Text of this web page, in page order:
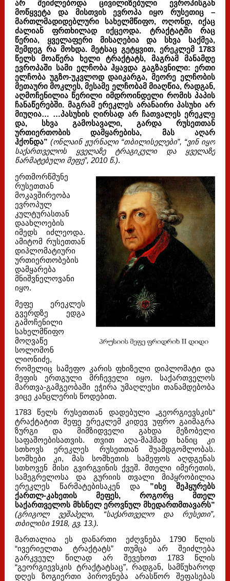
არ შეიძლებოდა ცივილიზებული ევროპისგან
მოწყვეტა და მისთვის ევროპა იყო რუსეთიც –
მართლმადიდებლური სახელმწიფო, ოღონდ, იქაც
ძალიან ფრთხილად იქცეოდა. ტრაქტატში რაც
წერია, ყველაფერი მისაღებია და სხვა საქმეა,
შემდეგ რა მოხდა. მეტსაც გეტყვით, ერეკლემ 1783
წელს მოაწერა ხელი ტრაქტატს, მაგრამ მანამდე
ევროპაში სამი ელჩობა ჰყავდა გაგზავნილი: ერთი
ელჩობა უგზო-უკვლოდ დაიკარგა, მეორე ელჩობის
მეთაური მოკლეს, მესამე ელჩობამ მიაღწია, რადგან,
აღმოჩენილია წერილი იმდროინდელი რომის პაპის
ჩანაწერებში. მაგრამ ერეკლეს არანაირი პასუხი არ
მიუღია… …პასუხის ღირსად არ ჩათვალეს ერეკლე
და, სხვა გამოსავალი, გარდა რუსეთთან
ურთიერთობის დამყარებისა, მას აღარ
ჰქონდა” (ონლაინ ჟურნალი “თბილისელები”, “ვინ იყო
საქართველოს ყველაზე ტრაგიკული და ყველაზე
წარმატებული მეფე”, 2010 წ.).
ერთმორწმუნე
რუსეთთან
მოკავშირეობა
ევროპულ
კულტურასთან
დაახლოების
იმედს იძლეოდა.
ამიტომ რუსეთთან
დიპლომატიური
ურთიერთობების
დამყარება
მნიშვნელოვანი
იყო.
მეფე ერეკლეს
გვერდზე ედგა
გამოჩენილი
სახელმწიფო
მოღვაწე
სოლომონ
ლიონიძე,
რომელიც სამეფო კარის ფხიზელი დიპლომატი და
მეფის ერთგული მრჩეველი იყო. საქართველოს
მართვა-გამგეობაში ეჭირა უმაღლესი თანამდებობა
ვიცე კანცლერის წოდებით.
1783 წელს რუსეთთან დადებული „გეორგიევსკის“
ტრაქტატით მეფე ერეკლემ კიდევ უფრო გაიმაგრა
ზურგი და მიმზიდველი გახდა მეზობელი
საფაშოებისათვის. თვით აღა-მაჰმად ხანიც კი
სთხოვს ერეკლეს რუსეთთან შუამდგომლობას.
სომხები კი, მას სომხეთის სამეფოს აღდგენას
სთხოვენ მისი გვირგვინის ქვეშ. მთელი იმერეთის,
სამეგრელოსა და გურიის თვალი მიპყრობილია
ერეკლეს წარმატებისაკენ და ”ისე შეჰყურებს
ქართლ-კახეთის მეფეს, როგორც მთელ
საქართველოს მხსნელ ეროვნულ მხედართმთავარს”
(გრიგოლ ვეშაპელი, “საქართველო და რუსეთი”,
თბილისი 1918, გვ. 13.).
მართალია ეს დანართი ეძღვნება 1790 წლის
“ივერიელთა ტრაქტატს” თუმცა არ შეიძლება
გარკვეულ წილად არ შევეხოთ 1783 წლის
“გეორგიევსკის ტრაქტატსაც”, რადგან, სამწუხაროდ
დღეს ზოგიერთი პიროვნება არასწორ შეფასებას